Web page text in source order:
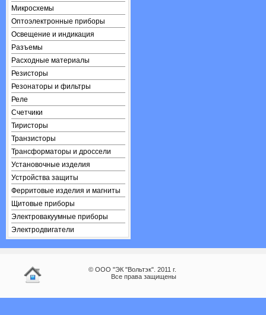
Микросхемы
Оптоэлектронные приборы
Освещение и индикация
Разъемы
Расходные материалы
Резисторы
Резонаторы и фильтры
Реле
Счетчики
Тиристоры
Транзисторы
Трансформаторы и дроссели
Установочные изделия
Устройства защиты
Ферритовые изделия и магниты
Щитовые приборы
Электровакуумные приборы
Электродвигатели
© ООО "ЭК "Вольтэк". 2011 г.
Все права защищены